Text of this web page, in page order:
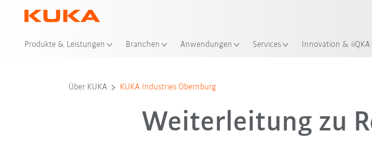
Produkte & Leistungen Branchen Anwendungen Services Innovation & iiQKA
Über KUKA KUKA Industries Obernburg
Weiterleitung zu